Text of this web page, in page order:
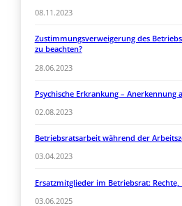
08.11.2023
Zustimmungsverweigerung des
zu beachten?
28.06.2023
Psychische Erkrankung – Anerkennung
02.08.2023
Betriebsratsarbeit während der
03.04.2023
Ersatzmitglieder im Betriebsrat:
03.06.2025